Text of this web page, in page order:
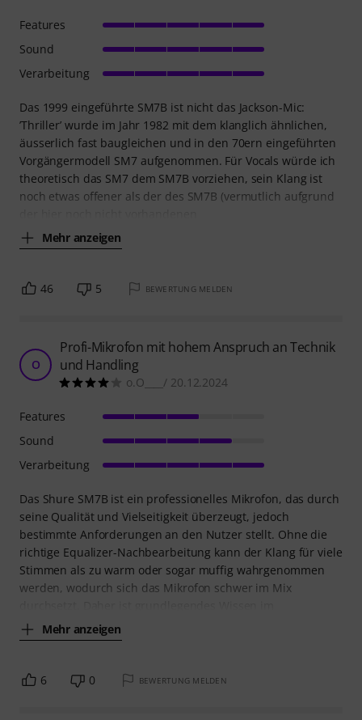
Das 1999 eingeführte SM7B ist nicht das Jackson-Mic:
’Thriller’ wurde im Jahr 1982 mit dem klanglich ähnlichen,
äusserlich fast baugleichen und in den 70ern eingeführten
Vorgängermodell SM7 aufgenommen. Für Vocals würde ich
theoretisch das SM7 dem SM7B vorziehen, sein Klang ist
noch etwas offener als der des SM7B (vermutlich aufgrund
Mehr anzeigen
Features
Sound
Verarbeitung
46 5 BEWERTUNG MELDEN
O
Profi-Mikrofon mit hohem Anspruch an Technik
und Handling
o.O____/ 20.12.2024
Das Shure SM7B ist ein professionelles Mikrofon, das durch
seine Qualität und Vielseitigkeit überzeugt, jedoch
bestimmte Anforderungen an den Nutzer stellt. Ohne die
richtige Equalizer-Nachbearbeitung kann der Klang für viele
Stimmen als zu warm oder sogar muffig wahrgenommen
werden, wodurch sich das Mikrofon schwer im Mix
Mehr anzeigen
Features
Sound
Verarbeitung
6 0 BEWERTUNG MELDEN